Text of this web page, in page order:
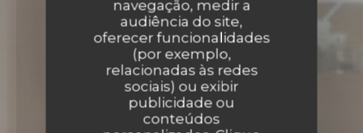
navegação, medir a
audiência do site,
oferecer funcionalidades
(por exemplo,
relacionadas às redes
sociais) ou exibir
publicidade ou
conteúdos